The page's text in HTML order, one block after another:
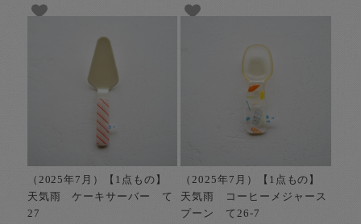
（2025年7月）【1点もの】
天気雨 ケーキサーバー て
27
（2025年7月）【1点もの】
天気雨 コーヒーメジャース
プーン て26-7